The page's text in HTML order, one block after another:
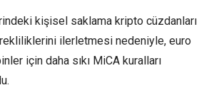
kişisel saklama kripto cüzdanları
ilerletmesi nedeniyle, euro
için daha sıkı MiCA kuralları